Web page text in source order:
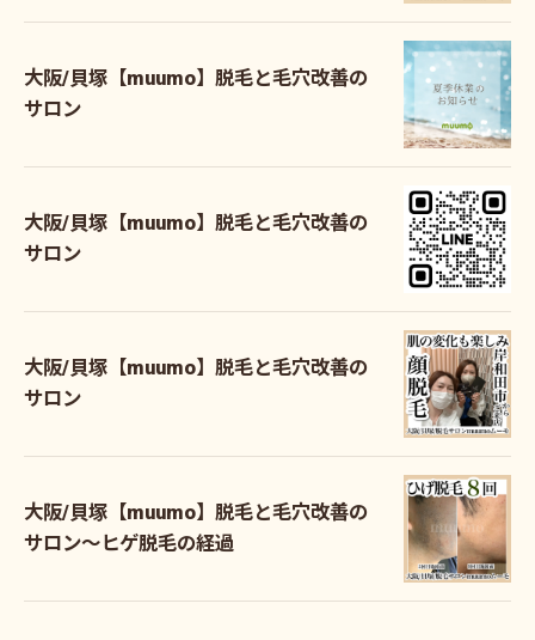
大阪/貝塚【muumo】脱毛と毛穴改善の
サロン
大阪/貝塚【muumo】脱毛と毛穴改善の
サロン
大阪/貝塚【muumo】脱毛と毛穴改善の
サロン
大阪/貝塚【muumo】脱毛と毛穴改善の
サロン～ヒゲ脱毛の経過